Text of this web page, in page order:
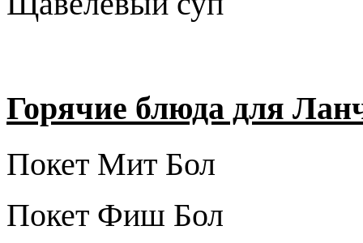
Горячие блюда для
Покет Мит Бол
Покет Фиш Бол